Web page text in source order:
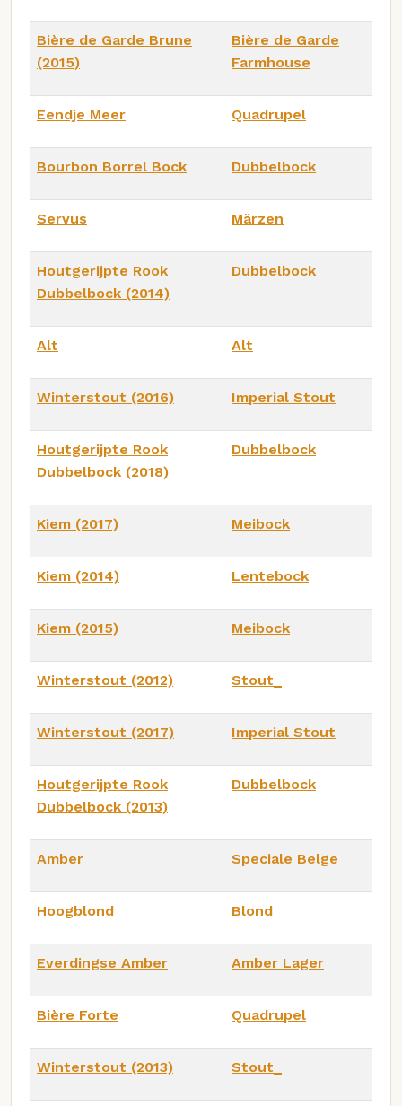
Bière de Garde Brune
(2015)
Bière de Garde
Farmhouse
Eendje Meer Quadrupel
Bourbon Borrel Bock Dubbelbock
Servus Märzen
Houtgerijpte Rook
Dubbelbock (2014)
Dubbelbock
Alt Alt
Winterstout (2016) Imperial Stout
Houtgerijpte Rook
Dubbelbock (2018)
Dubbelbock
Kiem (2017) Meibock
Kiem (2014) Lentebock
Kiem (2015) Meibock
Winterstout (2012) Stout_
Winterstout (2017) Imperial Stout
Houtgerijpte Rook
Dubbelbock (2013)
Dubbelbock
Amber Speciale Belge
Hoogblond Blond
Everdingse Amber Amber Lager
Bière Forte Quadrupel
Winterstout (2013) Stout_